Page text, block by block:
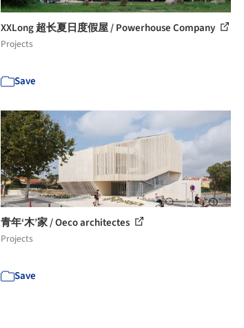
XXLong 超长夏日度假屋 / Powerhouse Company
Projects
Save
青年‘木’家 / Oeco architectes
Projects
Save